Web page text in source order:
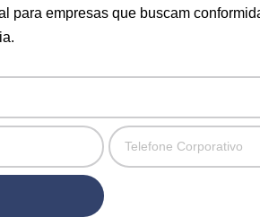
para empresas que buscam